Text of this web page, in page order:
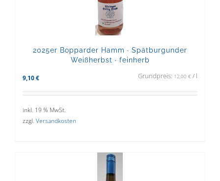
2025er Bopparder Hamm · Spätburgunder
Weißherbst · feinherb
9,10 € Grundpreis: 12,00 € / l
inkl. 19 % MwSt.
zzgl. Versandkosten